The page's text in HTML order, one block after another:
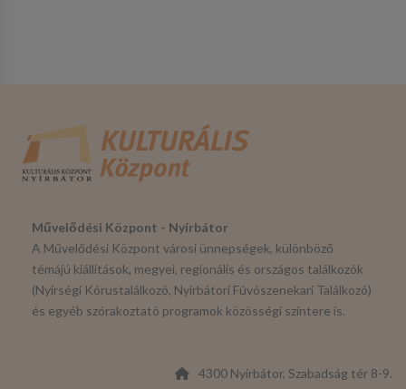
Művelődési Központ - Nyírbátor
A Művelődési Központ városi ünnepségek, különböző
témájú kiállítások, megyei, regionális és országos találkozók
(Nyírségi Kórustalálkozó, Nyírbátori Fúvószenekari Találkozó)
és egyéb szórakoztató programok közösségi színtere is.
4300 Nyírbátor, Szabadság tér 8-9.